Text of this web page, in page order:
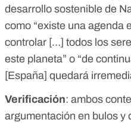
por grandes
Danone, Heineken...).
Esquinas, explicar cómo
grupos de inversión como
Heineken se quedan con
de nuestro país.
https://
https://youtube.com/shorts/
si=vgzfnrl27kcdd_6T
desarrollo sostenible de
como “existe una agenda
controlar […] todos los
este planeta” o “de
[España] quedará
Verificación: ambos
argumentación en bulos y